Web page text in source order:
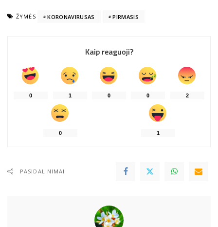
ŽYMĖS KORONAVIRUSAS PIRMASIS
Kaip reaguoji?
0 1 0 0 2
0 1
PASIDALINIMAI